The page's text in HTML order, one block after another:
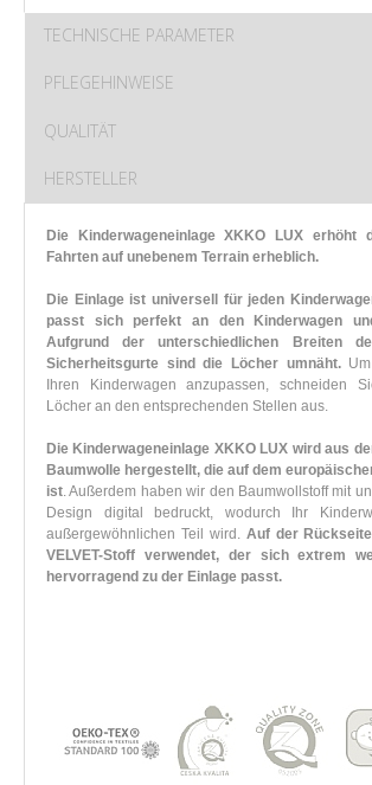
TECHNISCHE PARAMETER
PFLEGEHINWEISE
QUALITÄT
HERSTELLER
Die Kinderwageneinlage XKKO LUX erhöht
Fahrten auf unebenem Terrain erheblich.
Die Einlage ist universell für jeden
passt sich perfekt an den Kinderwagen
Aufgrund der unterschiedlichen Breiten
Sicherheitsgurte sind die Löcher umnäht.Um
Ihren Kinderwagen anzupassen, schneiden
Löcher an den entsprechenden Stellen aus.
Die Kinderwageneinlage XKKO LUX wird aus
Baumwolle hergestellt, die auf dem
ist. Außerdem haben wir den Baumwollstoff mit
Design digital bedruckt, wodurch Ihr
außergewöhnlichen Teil wird. Auf der
VELVET-Stoff verwendet, der sich extrem
hervorragend zu der Einlage passt.